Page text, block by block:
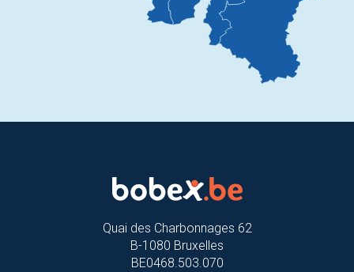
Quai des Charbonnages 62
B-1080 Bruxelles
BE0468.503.070